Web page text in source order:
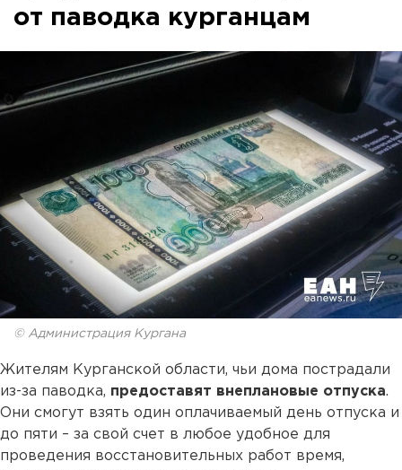
от паводка курганцам
© Администрация Кургана
Жителям Курганской области, чьи дома пострадали
из-за паводка, предоставят внеплановые отпуска.
Они смогут взять один оплачиваемый день отпуска и
до пяти – за свой счет в любое удобное для
проведения восстановительных работ время,